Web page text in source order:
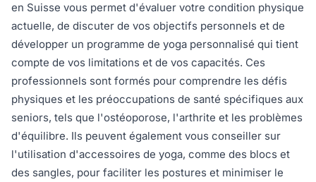
en Suisse vous permet d'évaluer votre condition physique
actuelle, de discuter de vos objectifs personnels et de
développer un programme de yoga personnalisé qui tient
compte de vos limitations et de vos capacités. Ces
professionnels sont formés pour comprendre les défis
physiques et les préoccupations de santé spécifiques aux
seniors, tels que l'ostéoporose, l'arthrite et les problèmes
d'équilibre. Ils peuvent également vous conseiller sur
l'utilisation d'accessoires de yoga, comme des blocs et
des sangles, pour faciliter les postures et minimiser le